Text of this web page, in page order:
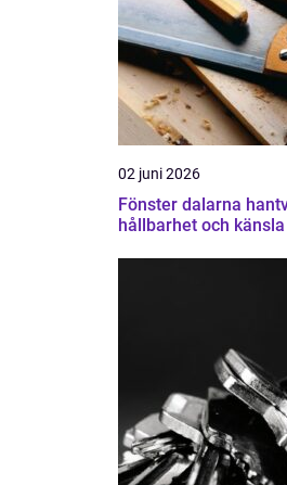
02 juni 2026
Fönster dalarna hantverk,
hållbarhet och känsla